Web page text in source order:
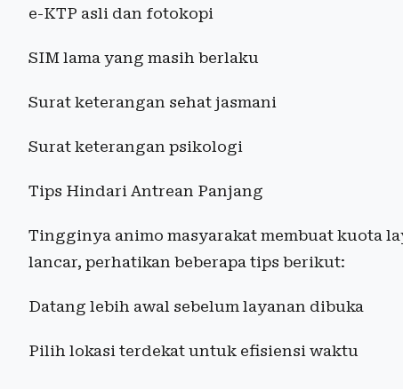
e-KTP asli dan fotokopi
SIM lama yang masih berlaku
Surat keterangan sehat jasmani
Surat keterangan psikologi
Tips Hindari Antrean Panjang
Tingginya animo masyarakat membuat kuota
lancar, perhatikan beberapa tips berikut:
Datang lebih awal sebelum layanan dibuka
Pilih lokasi terdekat untuk efisiensi waktu